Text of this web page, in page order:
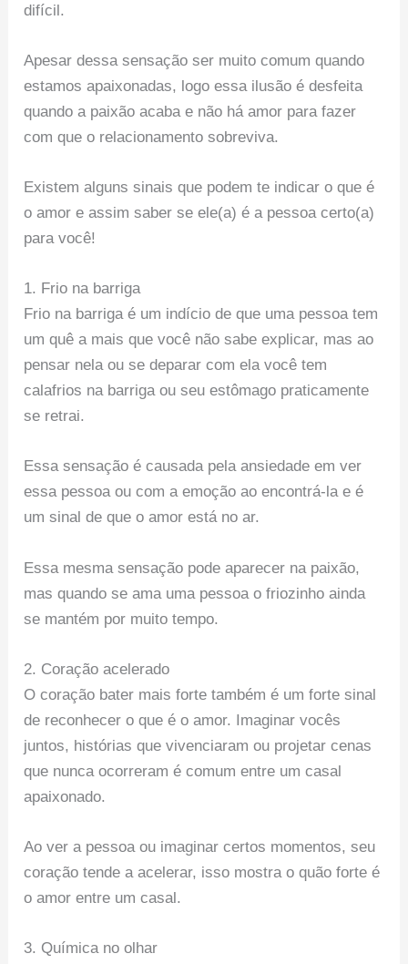
difícil.
Apesar dessa sensação ser muito comum quando
estamos apaixonadas, logo essa ilusão é desfeita
quando a paixão acaba e não há amor para fazer
com que o relacionamento sobreviva.
Existem alguns sinais que podem te indicar o que é
o amor e assim saber se ele(a) é a pessoa certo(a)
para você!
1. Frio na barriga
Frio na barriga é um indício de que uma pessoa tem
um quê a mais que você não sabe explicar, mas ao
pensar nela ou se deparar com ela você tem
calafrios na barriga ou seu estômago praticamente
se retrai.
Essa sensação é causada pela ansiedade em ver
essa pessoa ou com a emoção ao encontrá-la e é
um sinal de que o amor está no ar.
Essa mesma sensação pode aparecer na paixão,
mas quando se ama uma pessoa o friozinho ainda
se mantém por muito tempo.
2. Coração acelerado
O coração bater mais forte também é um forte sinal
de reconhecer o que é o amor. Imaginar vocês
juntos, histórias que vivenciaram ou projetar cenas
que nunca ocorreram é comum entre um casal
apaixonado.
Ao ver a pessoa ou imaginar certos momentos, seu
coração tende a acelerar, isso mostra o quão forte é
o amor entre um casal.
3. Química no olhar